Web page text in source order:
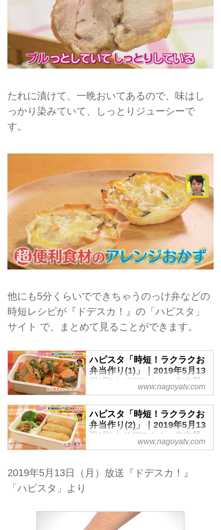
たれに漬けて、一晩おいてあるので、味はし
っかり染みていて、しっとりジューシーで
す。
他にも5分くらいでできちゃうのっけ弁などの
時短レシピが『ドデスカ！』の「ハピスタ」
サイト で、まとめて見ることができます。
ハピスタ「時短！ラクラクお
弁当作り(1)」｜2019年5月13
日(月)｜ドデスカ！ - 名古屋
テレビ【メ～テレ】
www.nagoyatv.com
ハピスタ「時短！ラクラクお
弁当作り(2)」｜2019年5月13
日(月)｜ドデスカ！ - 名古屋
テレビ【メ～テレ】
www.nagoyatv.com
2019年5月13日（月）放送『ドデスカ！』
「ハピスタ」より